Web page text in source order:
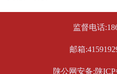
监督电话
邮箱
陕公网安备:陕ICP